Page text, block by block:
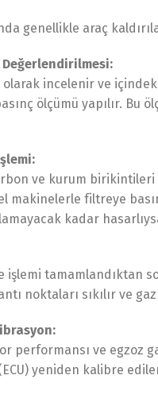
genellikle araç
incelenir ve
ölçümü yapılır.
ve kurum
makinelerle filtreye
kadar
işlemi tamamlandıktan
noktaları sıkılır ve
performansı ve egzoz
yeniden kalibre